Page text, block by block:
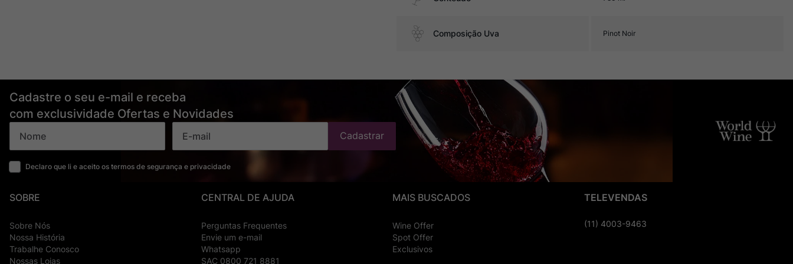
Composição Uva Pinot Noir
Cadastre o seu e-mail e receba
com exclusividade Ofertas e Novidades
Declaro que li e aceito os termos de segurança e privacidade
Cadastrar
SOBRE
Sobre Nós
Nossa História
Trabalhe Conosco
Nossas Lojas
CENTRAL DE AJUDA
Perguntas Frequentes
Envie um e-mail
Whatsapp
SAC 0800 721 8881
MAIS BUSCADOS
Wine Offer
Spot Offer
Exclusivos
TELEVENDAS
(11) 4003-9463